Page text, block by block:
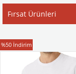
Fırsat Ürünleri
T-Shirt
%50 İndirim